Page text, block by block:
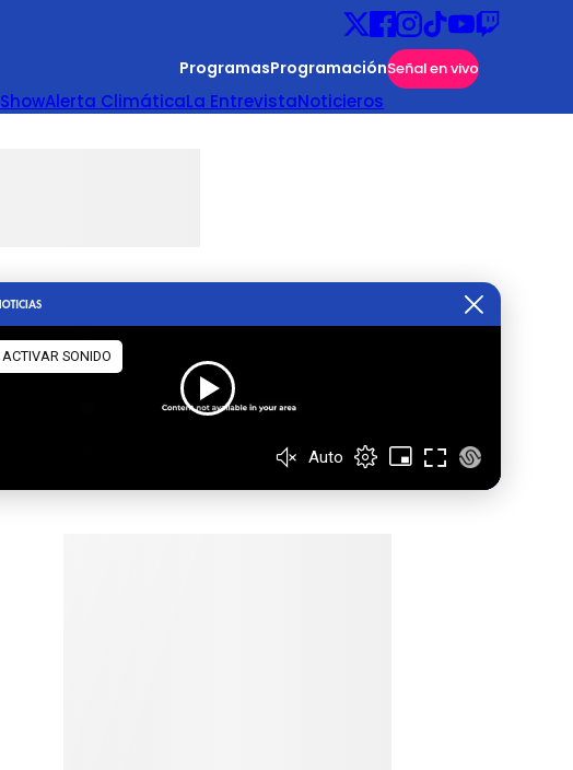
ProgramasProgramaciónSeñal en vivo
ShowAlerta ClimáticaLa EntrevistaNoticieros